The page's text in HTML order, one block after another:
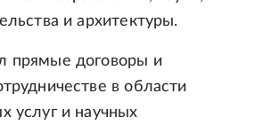
и архитектуры.
прямые договоры и
в области
услуг и научных